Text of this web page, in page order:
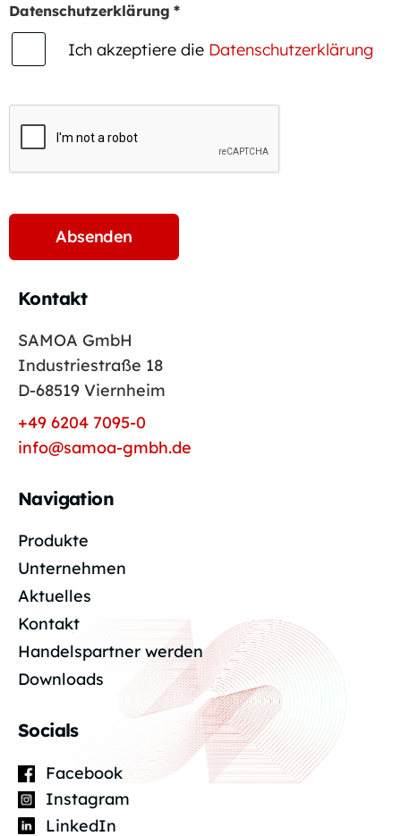
Datenschutzerklärung *
Ich akzeptiere die Datenschutzerklärung
Kontakt
SAMOA GmbH
Industriestraße 18
D-68519 Viernheim
+49 6204 7095-0
info@samoa-gmbh.de
Navigation
Produkte
Unternehmen
Aktuelles
Kontakt
Handelspartner werden
Downloads
Socials
Facebook
Instagram
LinkedIn